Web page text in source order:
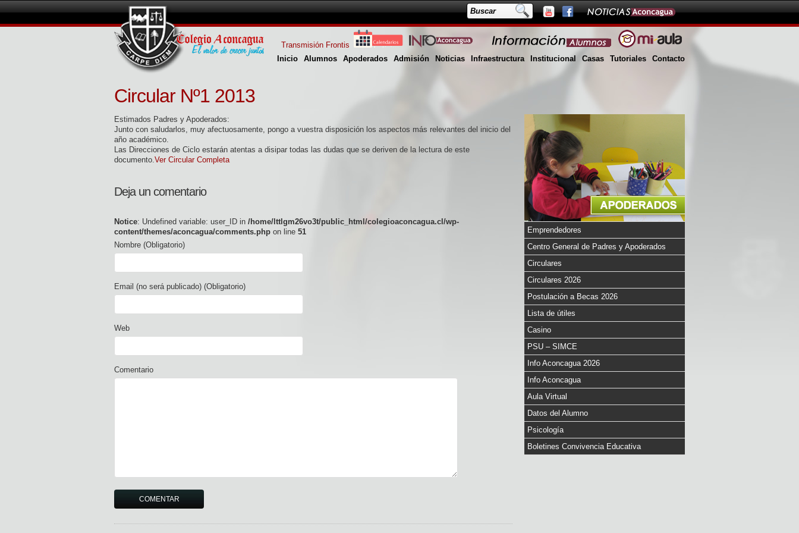
Inicio Alumnos Apoderados Admisión Noticias Infraestructura Institucional Casas Tutoriales Contacto
Transmisión Frontis
Circular Nº1 2013
Estimados Padres y Apoderados:
Junto con saludarlos, muy afectuosamente, pongo a vuestra disposición los aspectos más relevantes del inicio del
año académico.
Las Direcciones de Ciclo estarán atentas a disipar todas las dudas que se deriven de la lectura de este
documento.Ver Circular Completa
Deja un comentario
Notice: Undefined variable: user_ID in /home/lttlgm26vo3t/public_html/colegioaconcagua.cl/wp-
content/themes/aconcagua/comments.php on line 51
Nombre (Obligatorio)
Email (no será publicado) (Obligatorio)
Web
Comentario
Emprendedores
Centro General de Padres y Apoderados
Circulares
Circulares 2026
Postulación a Becas 2026
Lista de útiles
Casino
PSU – SIMCE
Info Aconcagua 2026
Info Aconcagua
Aula Virtual
Datos del Alumno
Psicología
Boletines Convivencia Educativa